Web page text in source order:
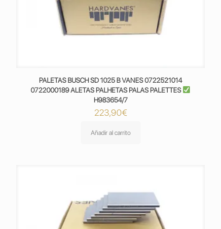
PALETAS BUSCH SD 1025 B VANES 0722521014
0722000189 ALETAS PALHETAS PALAS PALETTES
H983654/7
223,90€
Añadir al carrito